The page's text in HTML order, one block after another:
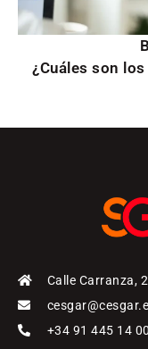
¿Cuáles son
Calle Carranza,
+34 91 445 14 00